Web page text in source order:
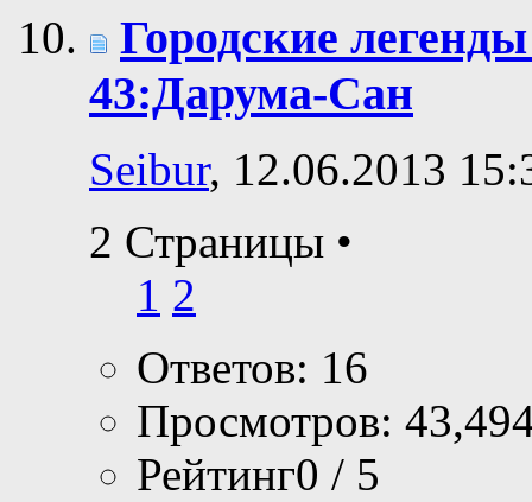
Городские
43:Дарума-Сан
Seibur, 12.06.2013
2 Страницы •
1 2
Ответов: 16
Просмотров:
Рейтинг0 / 5